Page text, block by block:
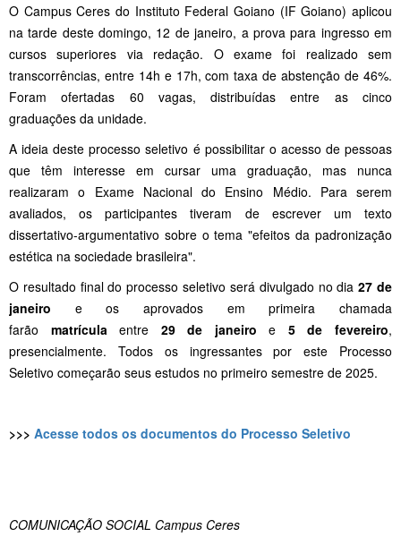
O Campus Ceres do Instituto Federal Goiano (IF Goiano) aplicou
na tarde deste domingo, 12 de janeiro, a prova para ingresso em
cursos superiores via redação. O exame foi realizado sem
transcorrências, entre 14h e 17h, com taxa de abstenção de 46%.
Foram ofertadas 60 vagas, distribuídas entre as cinco
graduações da unidade.
A ideia deste processo seletivo é possibilitar o acesso de pessoas
que têm interesse em cursar uma graduação, mas nunca
realizaram o Exame Nacional do Ensino Médio. Para serem
avaliados, os participantes tiveram de escrever um texto
dissertativo-argumentativo sobre o tema "efeitos da padronização
estética na sociedade brasileira".
O resultado final do processo seletivo será divulgado no dia27 de
janeiro e os aprovados em primeira chamada
farão matrícula entre 29 de janeiro e 5 de fevereiro,
presencialmente. Todos os ingressantes por este Processo
Seletivo começarão seus estudos no primeiro semestre de 2025.
>>> Acesse todos os documentos do Processo Seletivo
COMUNICAÇÃO SOCIAL Campus Ceres